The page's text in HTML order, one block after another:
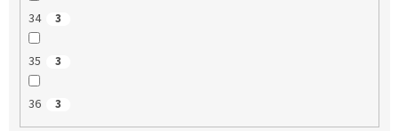
34 3
35 3
36 3